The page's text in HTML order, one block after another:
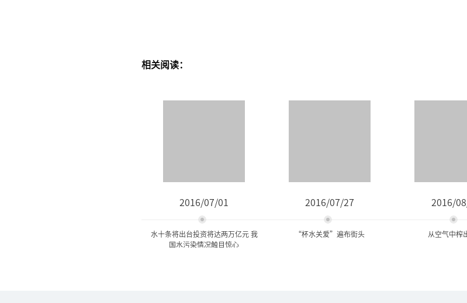
相关阅读：
2016/07/01
水十条将出台投资将达两万亿元 我
国水污染情况触目惊心
2016/07/27
“杯水关爱”遍布街头
2016/
从空气中榨